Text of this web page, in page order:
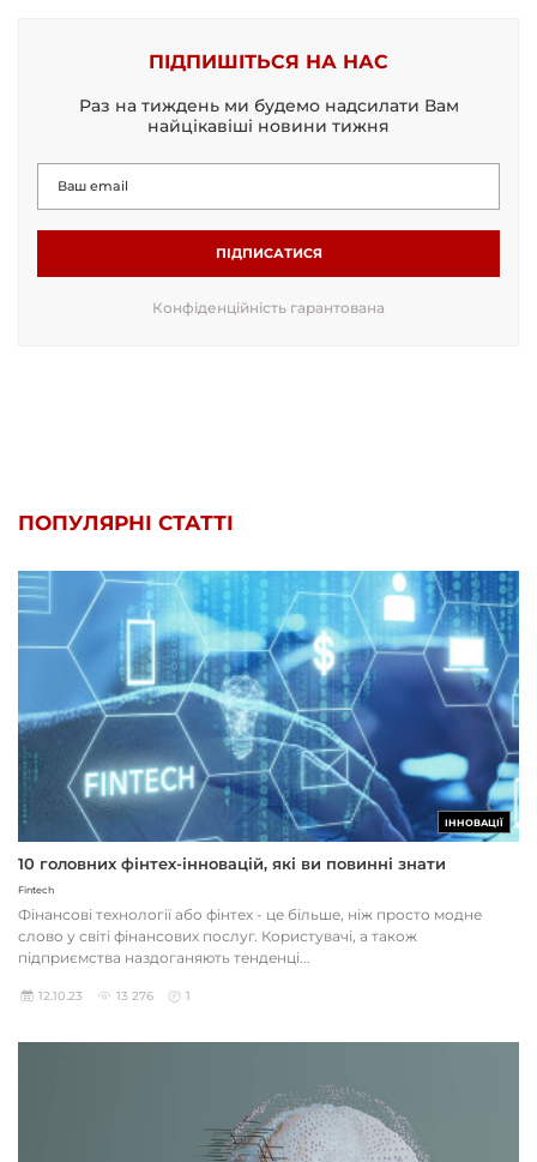
ПІДПИШІТЬСЯ НА НАС
Раз на тиждень ми будемо надсилати Вам
найцікавіші новини тижня
ПІДПИСАТИСЯ
Конфіденційність гарантована
ПОПУЛЯРНІ СТАТТІ
ІННОВАЦІЇ
10 головних фінтех-інновацій, які ви повинні знати
Fintech
Фінансові технології або фінтех - це більше, ніж просто модне
слово у світі фінансових послуг. Користувачі, а також
підприємства наздоганяють тенденці...
12.10.23 13 276 1